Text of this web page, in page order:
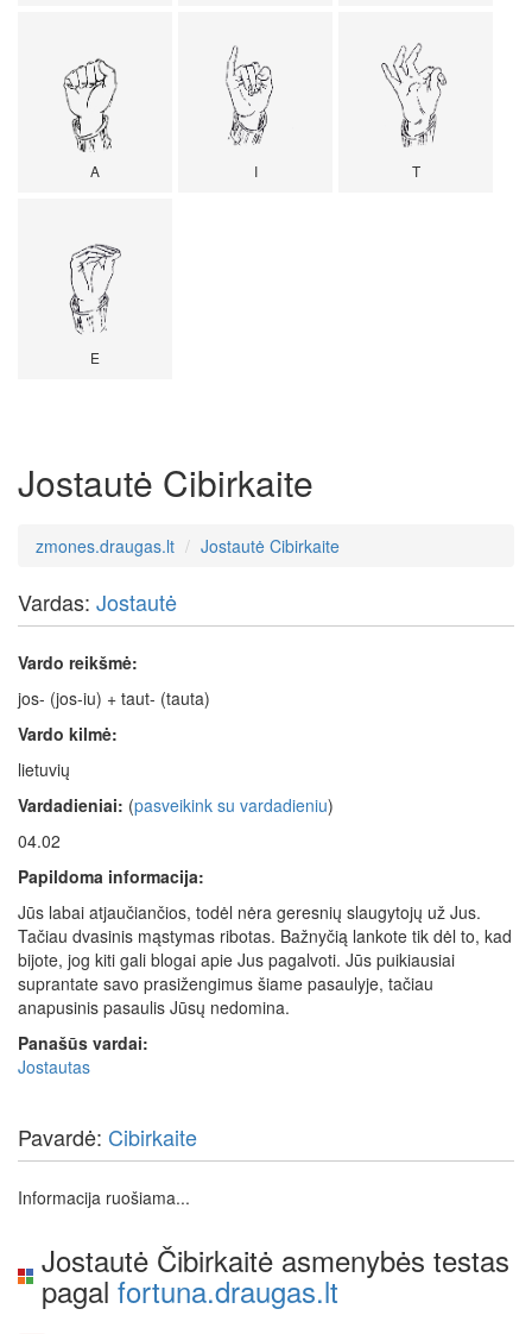
A I T
E
Jostautė Cibirkaite
zmones.draugas.lt Jostautė Cibirkaite
Vardas: Jostautė
Vardo reikšmė:
jos- (jos-iu) + taut- (tauta)
Vardo kilmė:
lietuvių
Vardadieniai: (pasveikink su vardadieniu)
04.02
Papildoma informacija:
Jūs labai atjaučiančios, todėl nėra geresnių slaugytojų už Jus.
Tačiau dvasinis mąstymas ribotas. Bažnyčią lankote tik dėl to, kad
bijote, jog kiti gali blogai apie Jus pagalvoti. Jūs puikiausiai
suprantate savo prasižengimus šiame pasaulyje, tačiau
anapusinis pasaulis Jūsų nedomina.
Panašūs vardai:
Jostautas
Pavardė: Cibirkaite
Informacija ruošiama...
Jostautė Čibirkaitė asmenybės testas
pagal fortuna.draugas.lt